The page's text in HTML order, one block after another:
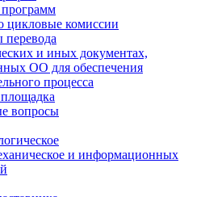
цикловые комиссии
перевода
и иных документах,
ОО для обеспечения
процесса
вопросы
и информационных